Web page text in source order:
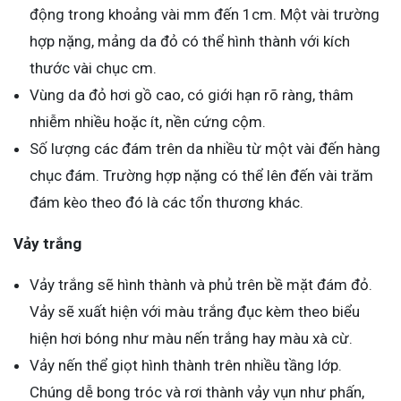
động trong khoảng vài mm đến 1cm. Một vài trường
hợp nặng, mảng da đỏ có thể hình thành với kích
thước vài chục cm.
Vùng da đỏ hơi gồ cao, có giới hạn rõ ràng, thâm
nhiễm nhiều hoặc ít, nền cứng cộm.
Số lượng các đám trên da nhiều từ một vài đến hàng
chục đám. Trường hợp nặng có thể lên đến vài trăm
đám kèo theo đó là các tổn thương khác.
Vảy trắng
Vảy trắng sẽ hình thành và phủ trên bề mặt đám đỏ.
Vảy sẽ xuất hiện với màu trắng đục kèm theo biểu
hiện hơi bóng như màu nến trắng hay màu xà cừ.
Vảy nến thể giọt hình thành trên nhiều tầng lớp.
Chúng dễ bong tróc và rơi thành vảy vụn như phấn,